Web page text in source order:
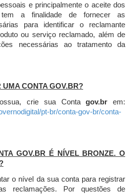
e principalmente o aceite dos
a finalidade de fornecer as
para identificar o reclamante
ou serviço reclamado, além de
necessárias ao tratamento da
UMA CONTA GOV.BR?
crie sua Contagov.br em:
pt-br/conta-gov-br/conta-
GOV.BR É NÍVEL BRONZE. O
o nível da sua conta para registrar
reclamações. Por questões de